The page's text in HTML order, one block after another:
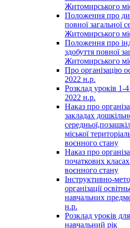
Житомирського
Положення про
повної загальної
Житомирського
Положення про
здобуття повної
Житомирського
Про організацію
2022 н.р.
Розклад уроків 1-
2022 н.р.
Наказ про
закладах
міської
воєнного стану
Наказ про
початкових
воєнного стану
Інструктивно-
організації
навчальних
н.р.
Розклад уроків
навчальний рік